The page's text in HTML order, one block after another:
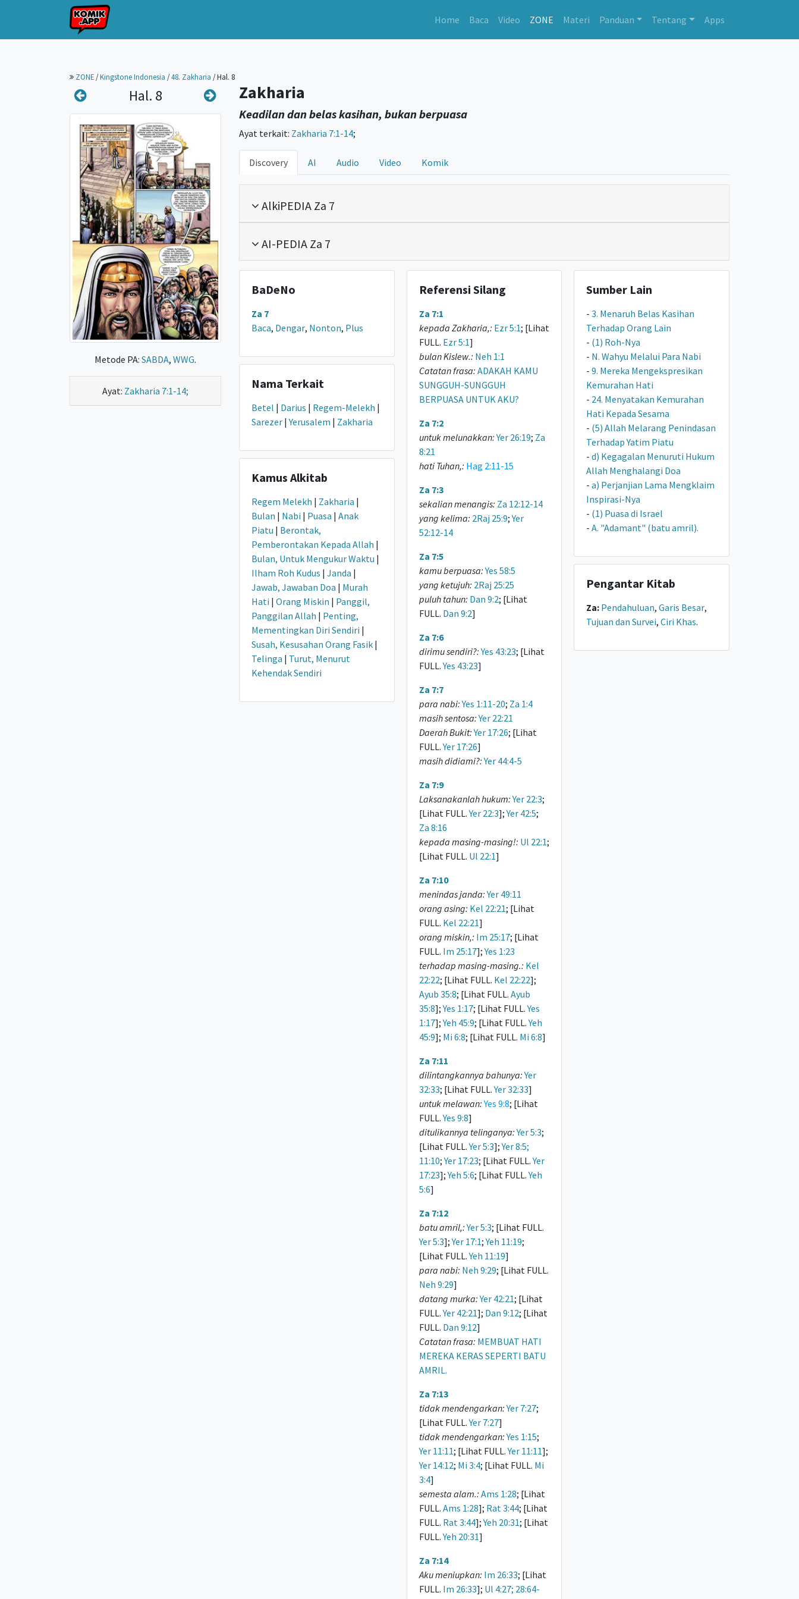
Home Baca Video ZONE Materi Panduan Tentang Apps
ZONE /Kingstone Indonesia /48. Zakharia /Hal. 8
Hal. 8
Metode PA: SABDA, WWG.
Ayat: Zakharia 7:1-14;
Zakharia
Keadilan dan belas kasihan, bukan berpuasa
Ayat terkait: Zakharia 7:1-14;
Discovery AI Audio Video Komik
AlkiPEDIA Za 7
AI-PEDIA Za 7
BaDeNo
Za 7
Baca, Dengar, Nonton, Plus
Nama Terkait
Betel | Darius | Regem-Melekh |
Sarezer |Yerusalem | Zakharia
Kamus Alkitab
Regem Melekh | Zakharia |
Bulan | Nabi | Puasa | Anak
Piatu | Berontak,
Pemberontakan Kepada Allah |
Bulan, Untuk Mengukur Waktu |
Ilham Roh Kudus | Janda |
Jawab, Jawaban Doa | Murah
Hati | Orang Miskin | Panggil,
Panggilan Allah | Penting,
Mementingkan Diri Sendiri |
Susah, Kesusahan Orang Fasik |
Telinga | Turut, Menurut
Kehendak Sendiri
Referensi Silang
Za 7:1
kepada Zakharia,: Ezr 5:1; [Lihat
FULL. Ezr 5:1]
bulan Kislew.: Neh 1:1
Catatan frasa: ADAKAH KAMU
SUNGGUH-SUNGGUH
BERPUASA UNTUK AKU?
Za 7:2
untuk melunakkan:Yer 26:19; Za
8:21
hati Tuhan,: Hag 2:11-15
Za 7:3
sekalian menangis: Za 12:12-14
yang kelima: 2Raj 25:9;Yer
52:12-14
Za 7:5
kamu berpuasa:Yes 58:5
yang ketujuh: 2Raj 25:25
puluh tahun: Dan 9:2; [Lihat
FULL. Dan 9:2]
Za 7:6
dirimu sendiri?:Yes 43:23; [Lihat
FULL.Yes 43:23]
Za 7:7
para nabi:Yes 1:11-20; Za 1:4
masih sentosa:Yer 22:21
Daerah Bukit:Yer 17:26; [Lihat
FULL.Yer 17:26]
masih didiami?:Yer 44:4-5
Za 7:9
Laksanakanlah hukum:Yer 22:3;
[Lihat FULL.Yer 22:3]; Yer 42:5;
Za 8:16
kepada masing-masing!: Ul 22:1;
[Lihat FULL. Ul 22:1]
Za 7:10
menindas janda:Yer 49:11
orang asing: Kel 22:21; [Lihat
FULL. Kel 22:21]
orang miskin,: Im 25:17; [Lihat
FULL. Im 25:17];Yes 1:23
terhadap masing-masing.: Kel
22:22; [Lihat FULL. Kel 22:22];
Ayub 35:8; [Lihat FULL. Ayub
35:8];Yes 1:17; [Lihat FULL.Yes
1:17];Yeh 45:9; [Lihat FULL.Yeh
45:9]; Mi 6:8; [Lihat FULL. Mi 6:8]
Za 7:11
dilintangkannya bahunya:Yer
32:33; [Lihat FULL.Yer 32:33]
untuk melawan:Yes 9:8; [Lihat
FULL.Yes 9:8]
ditulikannya telinganya:Yer 5:3;
[Lihat FULL.Yer 5:3];Yer 8:5;
11:10; Yer 17:23; [Lihat FULL.Yer
17:23];Yeh 5:6; [Lihat FULL.Yeh
5:6]
Za 7:12
batu amril,:Yer 5:3; [Lihat FULL.
Yer 5:3]; Yer 17:1;Yeh 11:19;
[Lihat FULL.Yeh 11:19]
para nabi: Neh 9:29; [Lihat FULL.
Neh 9:29]
datang murka:Yer 42:21; [Lihat
FULL.Yer 42:21]; Dan 9:12; [Lihat
FULL. Dan 9:12]
Catatan frasa: MEMBUAT HATI
MEREKA KERAS SEPERTI BATU
AMRIL.
Za 7:13
tidak mendengarkan:Yer 7:27;
[Lihat FULL.Yer 7:27]
tidak mendengarkan:Yes 1:15;
Yer 11:11; [Lihat FULL.Yer 11:11];
Yer 14:12; Mi 3:4; [Lihat FULL. Mi
3:4]
semesta alam.: Ams 1:28; [Lihat
FULL. Ams 1:28]; Rat 3:44; [Lihat
FULL. Rat 3:44];Yeh 20:31; [Lihat
FULL.Yeh 20:31]
Za 7:14
Aku meniupkan: Im 26:33; [Lihat
FULL. Im 26:33]; Ul 4:27; 28:64-
Sumber Lain
-3. Menaruh Belas Kasihan
Terhadap Orang Lain
- (1) Roh-Nya
- N. Wahyu Melalui Para Nabi
-9. Mereka Mengekspresikan
Kemurahan Hati
- 24. Menyatakan Kemurahan
Hati Kepada Sesama
- (5) Allah Melarang Penindasan
Terhadap Yatim Piatu
-d) Kegagalan Menuruti Hukum
Allah Menghalangi Doa
-a) Perjanjian Lama Mengklaim
Inspirasi-Nya
- (1) Puasa di Israel
-A. "Adamant" (batu amril).
Pengantar Kitab
Za: Pendahuluan,Garis Besar,
Tujuan dan Survei,Ciri Khas.